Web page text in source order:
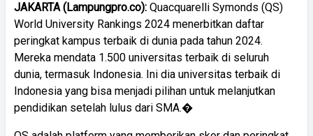
JAKARTA (Lampungpro.co): Quacquarelli Symonds (QS)
World University Rankings 2024 menerbitkan daftar
peringkat kampus terbaik di dunia pada tahun 2024.
Mereka mendata 1.500 universitas terbaik di seluruh
dunia, termasuk Indonesia. Ini dia universitas terbaik di
Indonesia yang bisa menjadi pilihan untuk melanjutkan
pendidikan setelah lulus dari SMA.�